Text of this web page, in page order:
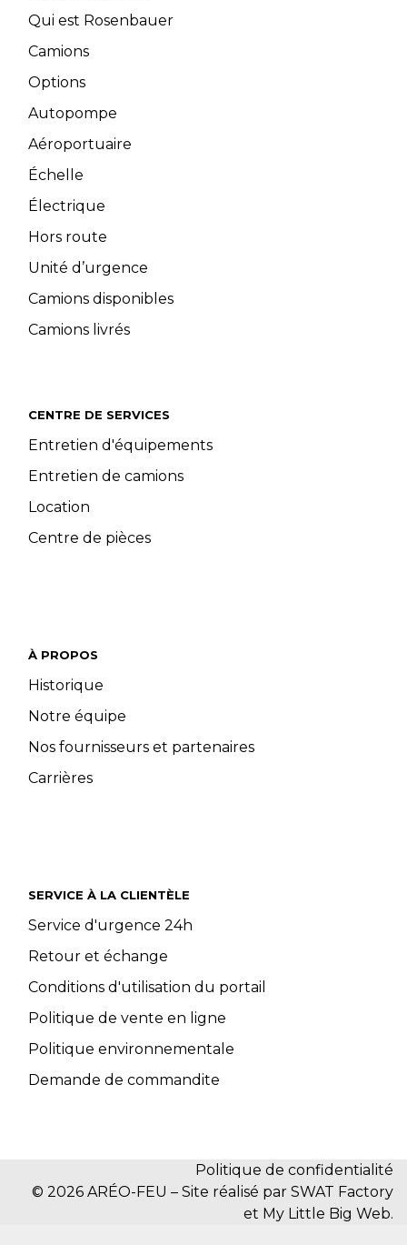
Qui est Rosenbauer
Camions
Options
Autopompe
Aéroportuaire
Échelle
Électrique
Hors route
Unité d’urgence
Camions disponibles
Camions livrés
CENTRE DE SERVICES
Entretien d'équipements
Entretien de camions
Location
Centre de pièces
À PROPOS
Historique
Notre équipe
Nos fournisseurs et partenaires
Carrières
SERVICE À LA CLIENTÈLE
Service d'urgence 24h
Retour et échange
Conditions d'utilisation du portail
Politique de vente en ligne
Politique environnementale
Demande de commandite
Politique de confidentialité
© 2026 ARÉO-FEU – Site réalisé par SWAT Factory
et My Little Big Web.